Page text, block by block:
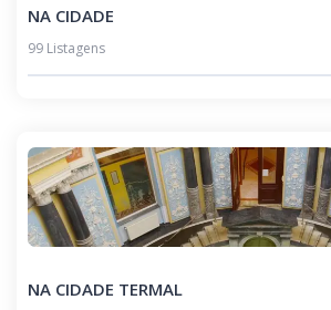
NA CIDADE
99 Listagens
NA CIDADE TERMAL